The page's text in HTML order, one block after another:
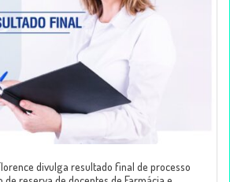
divulga resultado final de processo